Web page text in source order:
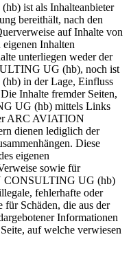
ist als Inhalteanbieter
bereithält, nach den
auf Inhalte von
Inhalten
unterliegen weder der
UG (hb), noch ist
in der Lage, Einfluss
Inhalte fremder Seiten,
UG (hb) mittels Links
ARC AVIATION
dienen lediglich der
Diese
eigenen
sowie für
CONSULTING UG (hb)
fehlerhafte oder
für Schäden, die aus der
Informationen
auf welche verwiesen